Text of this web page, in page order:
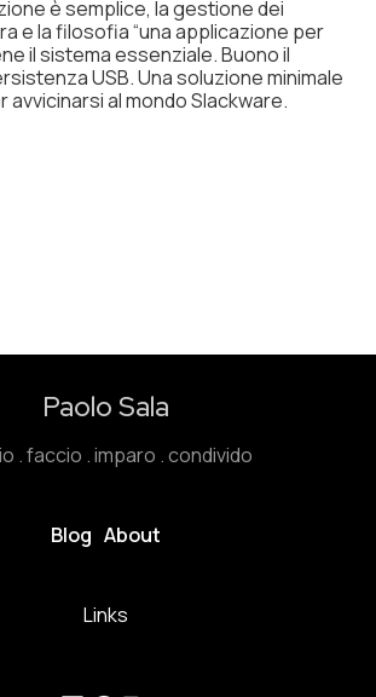
è semplice, la gestione dei
e la filosofia “una applicazione per
il sistema essenziale. Buono il
USB. Una soluzione minimale
avvicinarsi al mondo Slackware.
Paolo Sala
. faccio . imparo . condivido
Blog About
Links